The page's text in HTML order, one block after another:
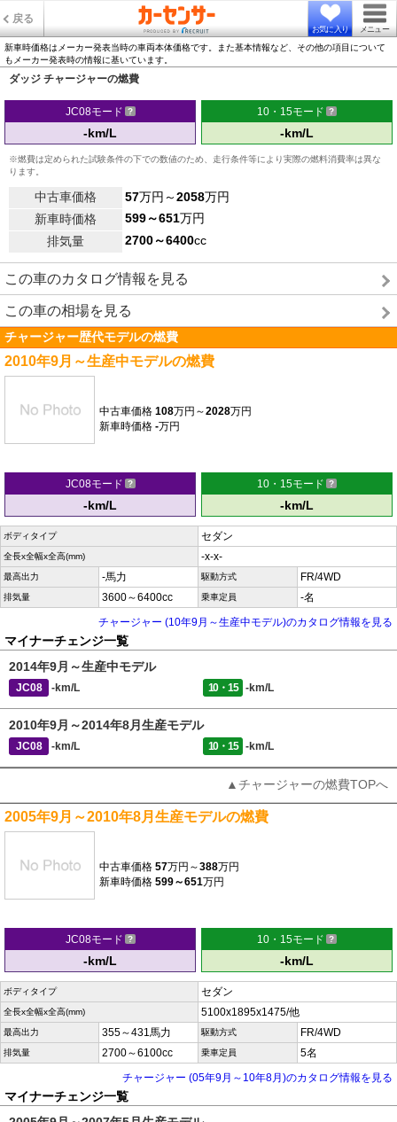
戻る
お気に入り メニュー
新車時価格はメーカー発表当時の車両本体価格です。また基本情報など、その他の項目について
もメーカー発表時の情報に基いています。
ダッジ チャージャーの燃費
JC08モード
-km/L
10・15モード
-km/L
※燃費は定められた試験条件の下での数値のため、走行条件等により実際の燃料消費率は異な
ります。
中古車価格 57万円～2058万円
新車時価格
599～651万円
排気量
2700～6400cc
この車のカタログ情報を見る
この車の相場を見る
チャージャー歴代モデルの燃費
2010年9月～生産中モデルの燃費
中古車価格 108万円～2028万円
新車時価格 -万円
JC08モード
-km/L
10・15モード
-km/L
ボディタイプ セダン
全長x全幅x全高(mm) -x-x-
最高出力 -馬力 駆動方式 FR/4WD
排気量 3600～6400cc 乗車定員
-名
チャージャー (10年9月～生産中モデル)のカタログ情報を見る
マイナーチェンジ一覧
2014年9月～生産中モデル
JC08 -km/L 10・15 -km/L
2010年9月～2014年8月生産モデル
JC08 -km/L 10・15 -km/L
▲チャージャーの燃費TOPへ
2005年9月～2010年8月生産モデルの燃費
中古車価格 57万円～388万円
新車時価格 599～651万円
JC08モード
-km/L
10・15モード
-km/L
ボディタイプ セダン
全長x全幅x全高(mm) 5100x1895x1475/他
最高出力 355～431馬力 駆動方式 FR/4WD
排気量 2700～6100cc 乗車定員
5名
チャージャー (05年9月～10年8月)のカタログ情報を見る
マイナーチェンジ一覧